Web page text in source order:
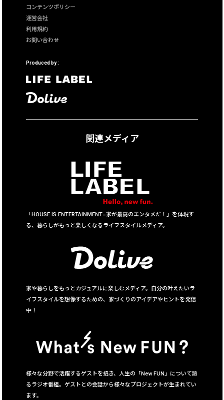
コンテンツポリシー
運営会社
利用規約
お問い合わせ
Produced by :
関連メディア
「HOUSE IS ENTERTAINMENT=家が最高のエンタメだ！」を体現す
る、暮らしがもっと楽しくなるライフスタイルメディア。
家や暮らしをもっとカジュアルに楽しむメディア。自分の叶えたいラ
イフスタイルを想像するための、家づくりのアイデアやヒントを発信
中！
様々な分野で活躍するゲストを招き、人生の「New FUN」について語
るラジオ番組。ゲストとの会話から様々なプロジェクトが生まれてい
ます。